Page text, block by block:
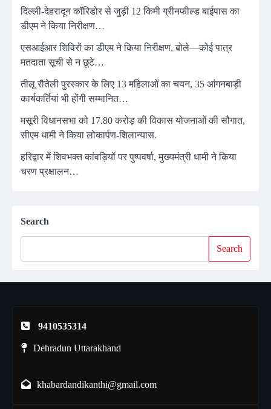
दिल्ली-देहरादून कॉरिडोर से जुड़ी 12 किमी ग्रीनफील्ड बाईपास का
डीएम ने किया निरीक्षण…
एसआईआर शिविरों का डीएम ने किया निरीक्षण, बोले—कोई पात्र
मतदाता सूची से न छूटे…
तीलू रौतेली पुरस्कार के लिए 13 महिलाओं का चयन, 35 आंगनबाड़ी
कार्यकर्तियां भी होंगी सम्मानित…
मसूरी विधानसभा को 17.80 करोड़ की विकास योजनाओं की सौगात,
सीएम धामी ने किया लोकार्पण-शिलान्यास.
हरिद्वार में शिवभक्त कांवड़ियों पर पुष्पवर्षा, मुख्यमंत्री धामी ने किया
चरण प्रक्षालन…
Search
Search
9410535314
Dehradun Uttarakhand
khabardandikanthi@gmail.com